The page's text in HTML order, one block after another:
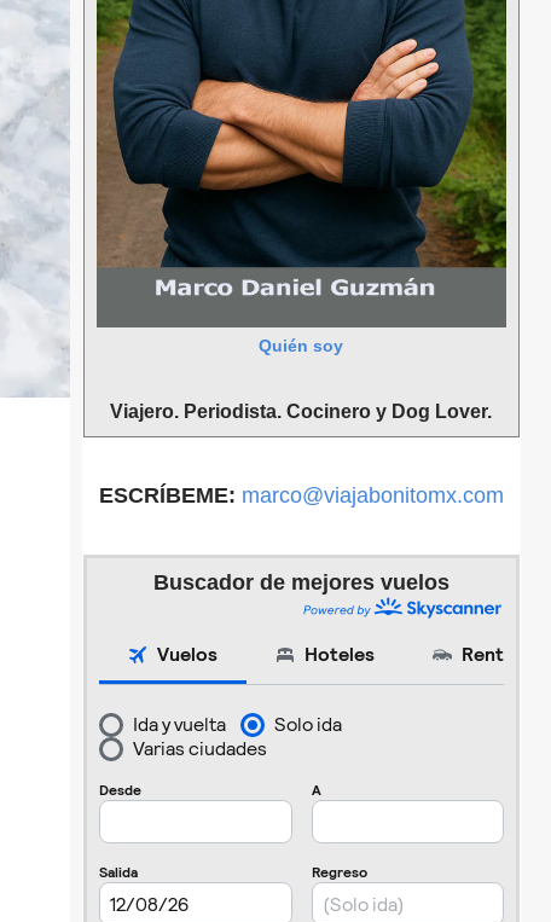
Quién soy
Viajero. Periodista. Cocinero y Dog Lover.
ESCRÍBEME: marco@viajabonitomx.com
Buscador de mejores vuelos